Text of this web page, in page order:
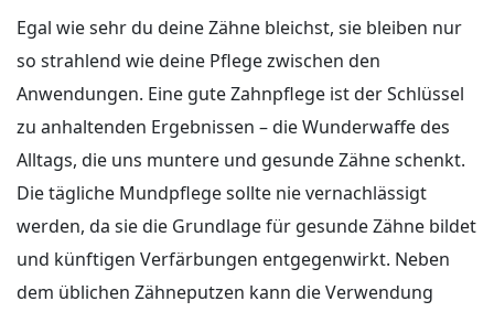
Egal wie sehr du deine Zähne bleichst, sie bleiben nur
so strahlend wie deine Pflege zwischen den
Anwendungen. Eine gute Zahnpflege ist der Schlüssel
zu anhaltenden Ergebnissen – die Wunderwaffe des
Alltags, die uns muntere und gesunde Zähne schenkt.
Die tägliche Mundpflege sollte nie vernachlässigt
werden, da sie die Grundlage für gesunde Zähne bildet
und künftigen Verfärbungen entgegenwirkt. Neben
dem üblichen Zähneputzen kann die Verwendung